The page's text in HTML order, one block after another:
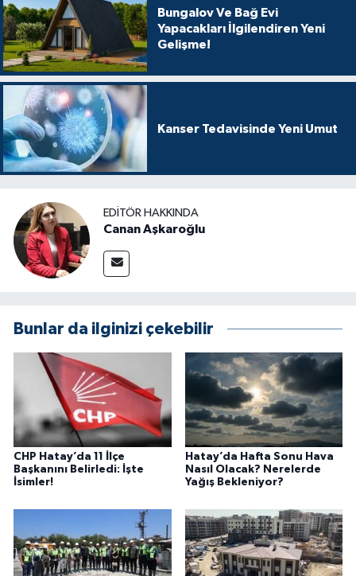
Bungalov Ve Bağ Evi
Yapacakları İlgilendiren Yeni
Gelişme!
Kanser Tedavisinde Yeni Umut
EDITÖR HAKKINDA
Canan Aşkaroğlu
Bunlar da ilginizi çekebilir
CHP Hatay’da 11 İlçe
Başkanını Belirledi: İşte
İsimler!
Hatay’da Hafta Sonu Hava
Nasıl Olacak? Nerelerde
Yağış Bekleniyor?